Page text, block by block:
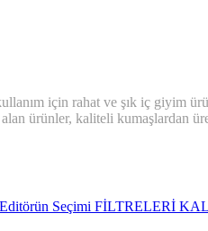
için rahat ve şık iç giyim
ürünler, kaliteli kumaşlardan
Editörün Seçimi FİLTRELERİ